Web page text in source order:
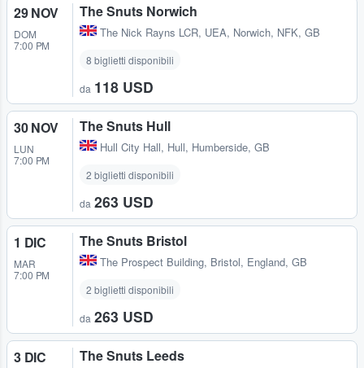
29 NOV
DOM
7:00 PM
The Snuts Norwich
The Nick Rayns LCR, UEA, Norwich, NFK, GB
8 biglietti disponibili
da 118 USD
30 NOV
LUN
7:00 PM
The Snuts Hull
Hull City Hall, Hull, Humberside, GB
2 biglietti disponibili
da 263 USD
1 DIC
MAR
7:00 PM
The Snuts Bristol
The Prospect Building, Bristol, England, GB
2 biglietti disponibili
da 263 USD
3 DIC The Snuts Leeds